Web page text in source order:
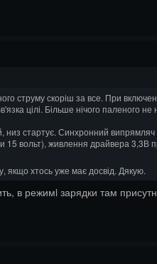
струму скоріш за все. При
цілі. Більше нічого паленого
низ стартує. Синхронний випрямляч
15 вольт), живлення драйвера
якщо хтось уже має досвід. Дякую.
в режимi зарядки там